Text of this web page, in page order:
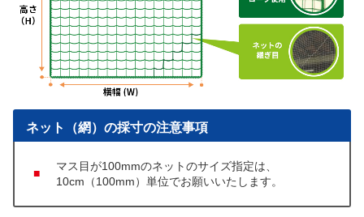
ネット（網）の採寸の注意事項
マス目が100mmのネットのサイズ指定は、
10cm（100mm）単位でお願いいたします。